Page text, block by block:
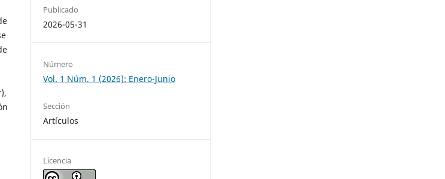
Publicado
2026-05-31
Número
Vol. 1 Núm. 1 (2026): Enero-Junio
Sección
Artículos
Licencia